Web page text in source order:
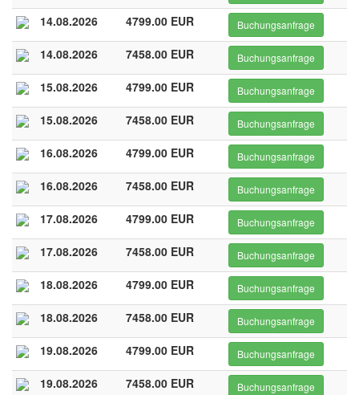
14.08.2026 4799.00 EUR Buchungsanfrage
14.08.2026 7458.00 EUR Buchungsanfrage
15.08.2026 4799.00 EUR Buchungsanfrage
15.08.2026 7458.00 EUR Buchungsanfrage
16.08.2026 4799.00 EUR Buchungsanfrage
16.08.2026 7458.00 EUR Buchungsanfrage
17.08.2026 4799.00 EUR Buchungsanfrage
17.08.2026 7458.00 EUR Buchungsanfrage
18.08.2026 4799.00 EUR Buchungsanfrage
18.08.2026 7458.00 EUR Buchungsanfrage
19.08.2026 4799.00 EUR Buchungsanfrage
19.08.2026 7458.00 EUR Buchungsanfrage